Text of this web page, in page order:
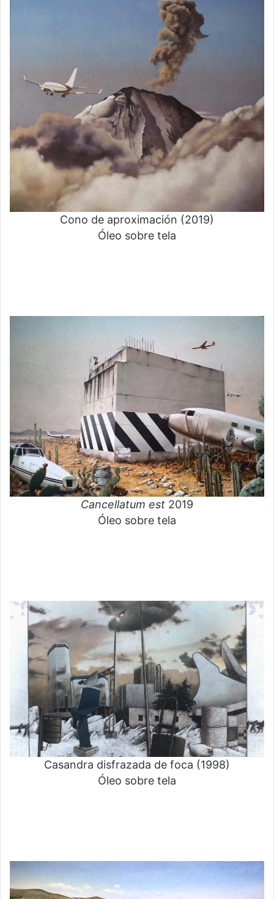
Cono de aproximación (2019)
Óleo sobre tela
Cancellatum est 2019
Óleo sobre tela
Casandra disfrazada de foca (1998)
Óleo sobre tela